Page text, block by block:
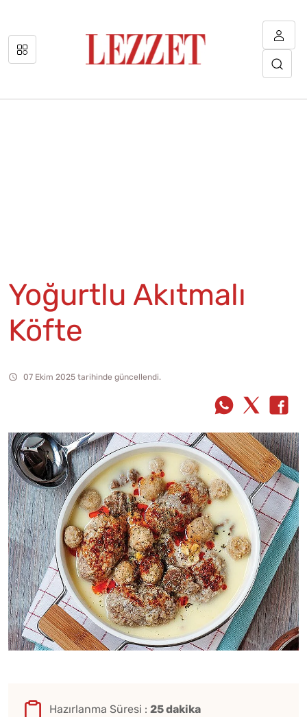
Yoğurtlu Akıtmalı
Köfte
07 Ekim 2025 tarihinde güncellendi.
Hazırlanma Süresi : 25 dakika